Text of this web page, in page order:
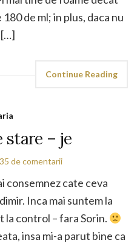
de ml; in plus, daca nu
[…]
Continue Reading
stare – je
35 de comentarii
consemnez cate ceva
Inca mai suntem la
la control – fara Sorin.
insa mi-a parut bine ca